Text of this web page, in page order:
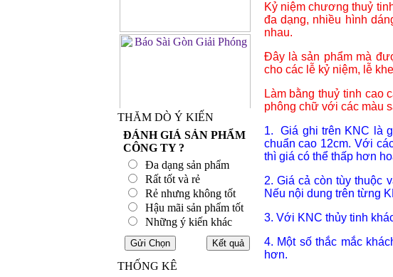
THĂM DÒ Ý KIẾN
ĐÁNH GIÁ SẢN PHẨM
CÔNG TY ?
Đa dạng sản phẩm
Rất tốt và rẻ
Rẻ nhưng không tốt
Hậu mãi sản phẩm tốt
Những ý kiến khác
THỐNG KÊ
Kỷ niệm chương thuỷ
đa dạng, nhiều hình
nhau.
Đây là sản phẩm mà
cho các lễ kỷ niệm, lễ
Làm bằng thuỷ tinh cao
phông chữ với các màu
1. Giá ghi trên KNC là
chuẩn cao 12cm. Với
thì giá có thể thấp hơn
2. Giá cả còn tùy thuộc
Nếu nội dung trên từng
3. Với KNC thủy tinh
4. Một số thắc mắc
hơn.